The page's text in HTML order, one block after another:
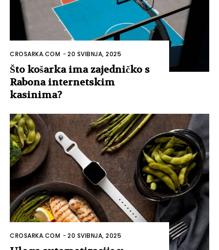
CROSARKA.COM -20 SVIBNJA, 2025
Što košarka ima zajedničko s
Rabona internetskim
kasinima?
CROSARKA.COM -20 SVIBNJA, 2025